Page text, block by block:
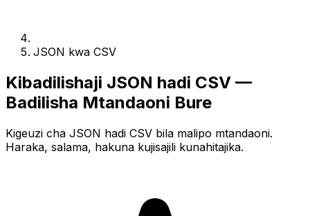
JSON kwa CSV
Kibadilishaji JSON hadi CSV —
Badilisha Mtandaoni Bure
Kigeuzi cha JSON hadi CSV bila malipo mtandaoni.
Haraka, salama, hakuna kujisajili kunahitajika.